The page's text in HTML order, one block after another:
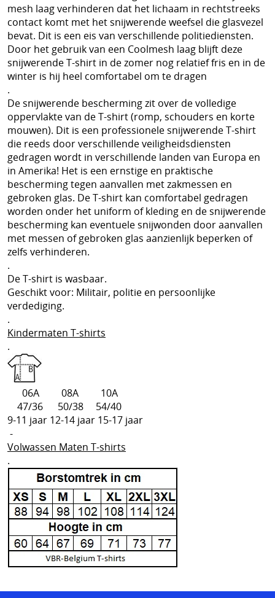
Lets - Latvijas
Ests - Eesti
Iers - Gaeilge
Maltees - Malti
українська мова / Oekraiënse taal
Support Shop
+++
Engarde® Leopard™ marineblauw NIJ-3A MT-PRO
kogelvrij vest
Zoekhulp
Professioneel steekwerend vest bewakingsagenten
Discrete steekvest dagelijks gebruik
mesh laag verhinderen dat het lichaam in rechtstreeks
contact komt met het snijwerende weefsel die glasvezel
bevat. Dit is een eis van verschillende politiediensten.
Door het gebruik van een Coolmesh laag blijft deze
snijwerende T-shirt in de zomer nog relatief fris en in de
winter is hij heel comfortabel om te dragen
.
De snijwerende bescherming zit over de volledige
oppervlakte van de T-shirt (romp, schouders en korte
mouwen). Dit is een professionele snijwerende T-shirt
die reeds door verschillende veiligheidsdiensten
gedragen wordt in verschillende landen van Europa en
in Amerika! Het is een ernstige en praktische
bescherming tegen aanvallen met zakmessen en
gebroken glas. De T-shirt kan comfortabel gedragen
worden onder het uniform of kleding en de snijwerende
bescherming kan eventuele snijwonden door aanvallen
met messen of gebroken glas aanzienlijk beperken of
zelfs verhinderen.
.
De T-shirt is wasbaar.
Geschikt voor: Militair, politie en persoonlijke
verdediging.
.
Kindermaten T-shirts
.
06A 08A 10A
47/36 50/38 54/40
9-11 jaar 12-14 jaar 15-17 jaar
-
Volwassen Maten T-shirts
.